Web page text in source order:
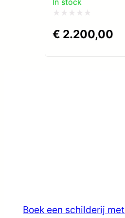
In stock
0
€ 2.200,00
Boek een schilderij